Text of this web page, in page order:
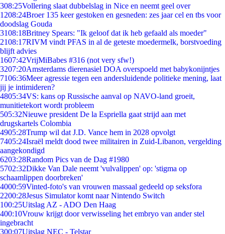
308:25Vollering slaat dubbelslag in Nice en neemt geel over
1208:24Broer 135 keer gestoken en gesneden: zes jaar cel en tbs voor
doodslag Gouda
3108:18Britney Spears: "Ik geloof dat ik heb gefaald als moeder"
2108:17RIVM vindt PFAS in al de geteste moedermelk, borstvoeding
blijft advies
1607:42VrijMiBabes #316 (not very sfw!)
3207:20Amsterdams dierenasiel DOA overspoeld met babykonijntjes
7106:36Meer agressie tegen een andersluidende politieke mening, laat
jij je intimideren?
4805:34VS: kans op Russische aanval op NAVO-land groeit,
munitietekort wordt probleem
505:32Nieuwe president De la Espriella gaat strijd aan met
drugskartels Colombia
4905:28Trump wil dat J.D. Vance hem in 2028 opvolgt
7405:24Israël meldt dood twee militairen in Zuid-Libanon, vergelding
aangekondigd
6203:28Random Pics van de Dag #1980
5702:32Dikke Van Dale neemt 'vulvalippen' op: 'stigma op
schaamlippen doorbreken'
4000:59Vinted-foto's van vrouwen massaal gedeeld op seksfora
2200:28Jesus Simulator komt naar Nintendo Switch
100:25Uitslag AZ - ADO Den Haag
400:10Vrouw krijgt door verwisseling het embryo van ander stel
ingebracht
300:07Uitslag NEC - Telstar